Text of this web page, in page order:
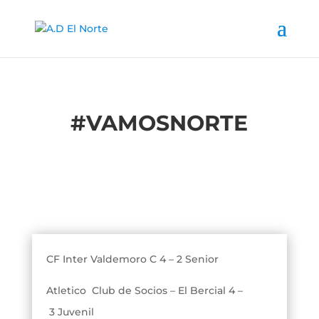
#VAMOSNORTE
CF Inter Valdemoro C 4 – 2 Senior
Atletico Club de Socios – El Bercial 4 –
3 Juvenil